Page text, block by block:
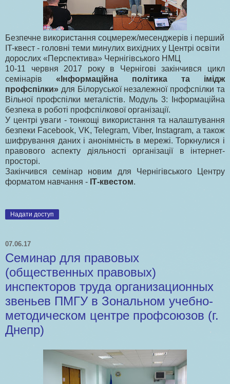
Безпечне використання соцмереж/месенджерів і перший
IT-квест - головні теми минулих вихідних у Центрі освіти
дорослих «Перспектива» Чернігівського НМЦ
10-11 червня 2017 року в Чернігові закінчився цикл
семінарів «Інформаційна політика та імідж
профспілки» для Білоруської незалежної профспілки та
Вільної профспілки металістів. Модуль 3: Інформаційна
безпека в роботі профспілкової організації.
У центрі уваги - тонкощі використання та налаштування
безпеки Facebook, VK, Telegram, Viber, Instagram, а також
шифрування даних і анонімність в мережі. Торкнулися і
правового аспекту діяльності організації в інтернет-
просторі.
Закінчився семінар новим для Чернігівського Центру
форматом навчання - ІТ-квестом.
Надати доступ
07.06.17
Семинар для правовых
(общественных правовых)
инспекторов труда организационных
звеньев ПМГУ в Зональном учебно-
методическом центре профсоюзов (г.
Днепр)